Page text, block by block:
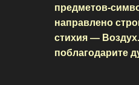
предметов-
направлено
стихия —
поблагодарите